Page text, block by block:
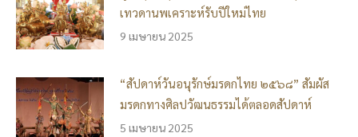
เทวดานพเคราะห์รับปีใหม่ไทย
9 เมษายน 2025
“สัปดาห์วันอนุรักษ์มรดกไทย ๒๕๖๘” สัมผัส
มรดกทางศิลปวัฒนธรรมได้ตลอดสัปดาห์
5 เมษายน 2025